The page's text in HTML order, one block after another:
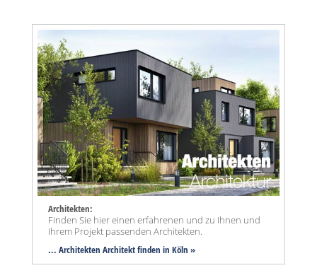
Architekten:
Finden Sie hier einen erfahrenen und zu Ihnen und
Ihrem Projekt passenden Architekten.
... Architekten Architekt finden in Köln »